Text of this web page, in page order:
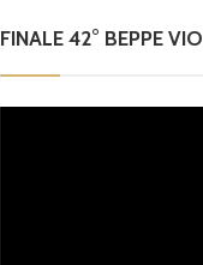
FINALE 42° BEPPE